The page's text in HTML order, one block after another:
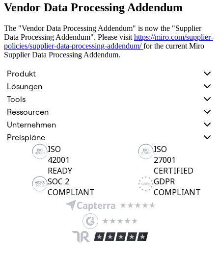
Auswertung von Research
Miro Design Workshops
Miro Planning & Delivery
Zielplanung
Organisationsdesign
Lösungen
Nach Geschäftssegment
Pharmaindustrie & Life Science
Nach Team
Produktmanagement
Design & UX
Softwareentwicklung
Produktleitung & Product Ops
Operativer Bereich
Marketing
Nach strategischer Initiative
Product Operating System
KI-Transformation
Vendor Data Processing Addendum
The "Vendor Data Processing Addendum" is now the "Supplier
Data Processing Addendum". Please visit https://miro.com/supplier-
policies/supplier-data-processing-addendum/for the current Miro
Supplier Data Processing Addendum.
Produkt
Lösungen
Tools
Ressourcen
Unternehmen
Preispläne
ISO
42001
READY
ISO
27001
CERTIFIED
SOC 2
COMPLIANT
GDPR
COMPLIANT